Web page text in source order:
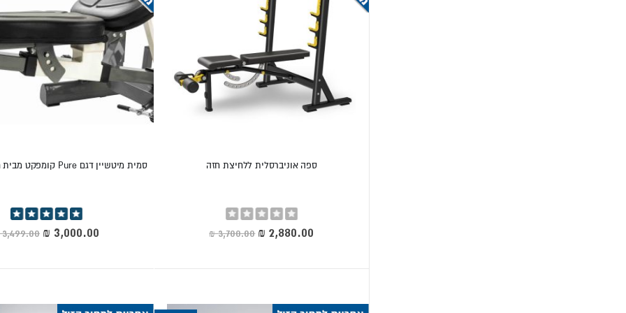
חשוב לבדוק את משקל המשתמש
איך משווים? טבלת השוואה — ספות כושר מומלצות
מצבי שיפוע
מתכווננת מקצועית 350 ק״ג
ספה אוניברסלית ללחיצת חזה
Rating:
0%
‏3,700.00 ₪ מחיר
מיוחד
סמית מיטשיין דגם Pure קומפקט מבית חברת TunTuri
דירוג:
מחיר
מיוחד